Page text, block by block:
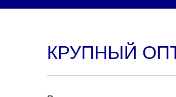
КРУПНЫЙ ОПТ